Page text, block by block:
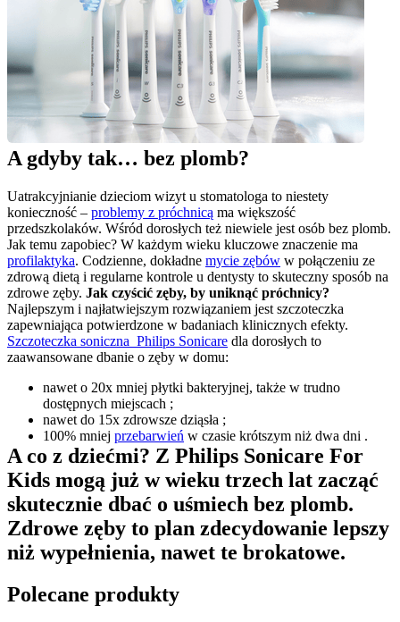
A gdyby tak… bez plomb?
Uatrakcyjnianie dzieciom wizyt u stomatologa to niestety
konieczność – problemy z próchnicą ma większość
przedszkolaków. Wśród dorosłych też niewiele jest osób bez plomb.
profilaktyka. Codzienne, dokładne mycie zębów w połączeniu ze
zdrową dietą i regularne kontrole u dentysty to skuteczny sposób na
zdrowe zęby. Jak czyścić zęby, by uniknąć próchnicy?
Najlepszym i najłatwiejszym rozwiązaniem jest szczoteczka
Szczoteczka soniczna  Philips Sonicare dla dorosłych to
zaawansowane dbanie o zęby w domu:
nawet o 20x mniej płytki bakteryjnej, także w trudno
dostępnych miejscach ;
nawet do 15x zdrowsze dziąsła ;
100% mniej przebarwień w czasie krótszym niż dwa dni .
A co z dziećmi? Z Philips Sonicare For
Kids mogą już w wieku trzech lat zacząć
skutecznie dbać o uśmiech bez plomb.
Zdrowe zęby to plan zdecydowanie lepszy
niż wypełnienia, nawet te brokatowe.
Polecane produkty